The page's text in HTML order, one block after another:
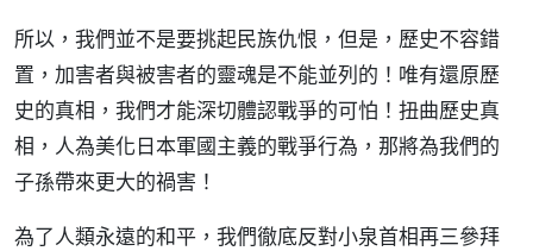
所以，我們並不是要挑起民族仇恨，但是，歷史不容錯
置，加害者與被害者的靈魂是不能並列的！唯有還原歷
史的真相，我們才能深切體認戰爭的可怕！扭曲歷史真
相，人為美化日本軍國主義的戰爭行為，那將為我們的
子孫帶來更大的禍害！
為了人類永遠的和平，我們徹底反對小泉首相再三參拜